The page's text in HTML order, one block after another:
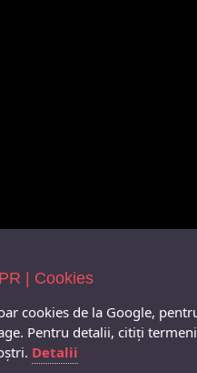
| Cookies
cookies de la Google,
Pentru detalii, citiți
Detalii